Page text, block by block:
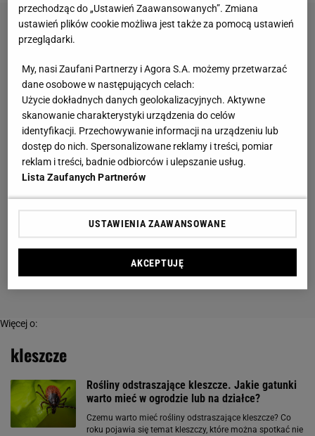
Więcej o:
kleszcze
Rośliny odstraszające kleszcze. Jakie gatunki
warto mieć w ogrodzie lub na działce?
Czemu warto mieć rośliny odstraszające kleszcze? Co
roku pojawia się temat kleszczy, które można spotkać nie
przechodząc do „Ustawień Zaawansowanych”. Zmiana
ustawień plików cookie możliwa jest także za pomocą ustawień
przeglądarki.
My, nasi Zaufani Partnerzy i Agora S.A. możemy przetwarzać
dane osobowe w następujących celach:
Użycie dokładnych danych geolokalizacyjnych. Aktywne
skanowanie charakterystyki urządzenia do celów
identyfikacji. Przechowywanie informacji na urządzeniu lub
dostęp do nich. Spersonalizowane reklamy i treści, pomiar
reklam i treści, badnie odbiorców i ulepszanie usług.
Lista Zaufanych Partnerów
USTAWIENIA ZAAWANSOWANE
AKCEPTUJĘ